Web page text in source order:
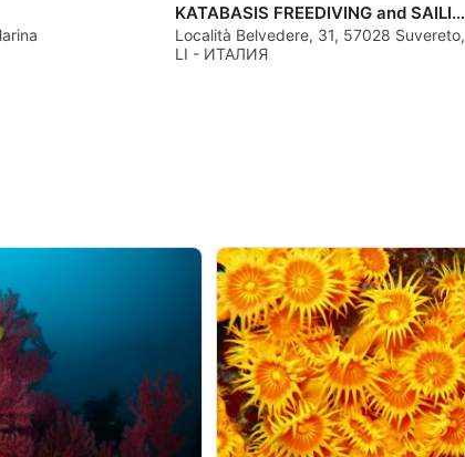
KATABASIS FREEDIVING and SAILING
Località Belvedere, 31, 57028 Suvereto,
LI - ИТАЛИЯ